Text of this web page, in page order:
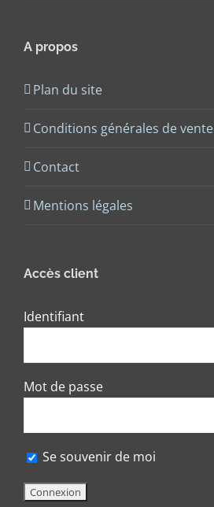
A propos
Plan du site
Conditions générales de vente
Contact
Mentions légales
Accès client
Identifiant
Mot de passe
Se souvenir de moi